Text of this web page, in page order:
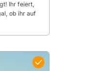
Ihr feiert,
ob ihr auf